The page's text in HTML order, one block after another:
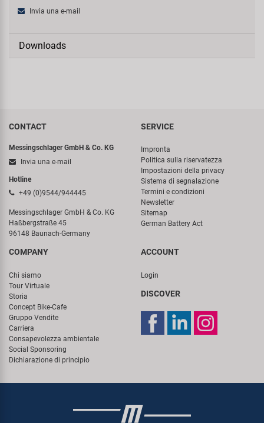
Invia una e-mail
Downloads
CONTACT
Messingschlager GmbH & Co. KG
Invia una e-mail
Hotline
+49 (0)9544/944445
Messingschlager GmbH & Co. KG
Haßbergstraße 45
96148 Baunach-Germany
SERVICE
Impronta
Politica sulla riservatezza
Impostazioni della privacy
Sistema di segnalazione
Termini e condizioni
Newsletter
Sitemap
German Battery Act
COMPANY
Chi siamo
Tour Virtuale
Storia
Concept Bike-Cafe
Gruppo Vendite
Carriera
Consapevolezza ambientale
Social Sponsoring
Dichiarazione di principio
ACCOUNT
Login
DISCOVER